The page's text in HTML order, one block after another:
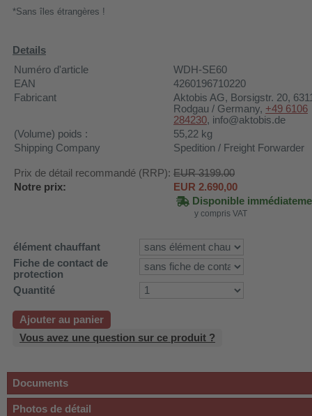
*Sans îles étrangères !
Details
Numéro d'article
WDH-SE60
EAN
4260196710220
Fabricant
Aktobis AG, Borsigstr. 20,
Rodgau / Germany, +49 6106
284230, info@aktobis.de
(Volume) poids :
55,22 kg
Shipping Company
Spedition / Freight Forwarder
Prix de détail recommandé (RRP): EUR 3199.00
Notre prix:
EUR 2.690,00
Disponible
y compris VAT
élément chauffant
Fiche de contact de
protection
Quantité
Ajouter au panier
Vous avez une question sur ce produit ?
Documents
Photos de détail